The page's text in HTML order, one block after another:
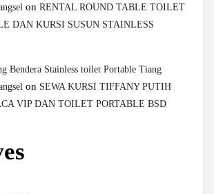
on RENTAL ROUND TABLE TOILET
DAN KURSI SUSUN STAINLESS
Bendera Stainless toilet Portable Tiang
on SEWA KURSI TIFFANY PUTIH
VIP DAN TOILET PORTABLE BSD